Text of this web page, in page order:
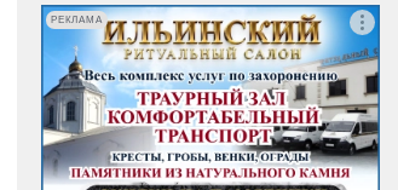
РЕКЛАМА